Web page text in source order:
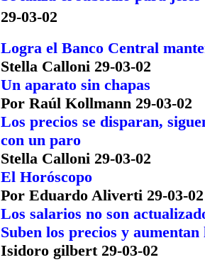
29-03-02
Logra el Banco Central
Stella Calloni 29-03-02
Un aparato sin chapas
Por Raúl Kollmann 29-03-02
Los precios se disparan,
con un paro
Stella Calloni 29-03-02
El Horóscopo
Por Eduardo Aliverti 29-03-02
Los salarios no son
Suben los precios y
Isidoro gilbert 29-03-02